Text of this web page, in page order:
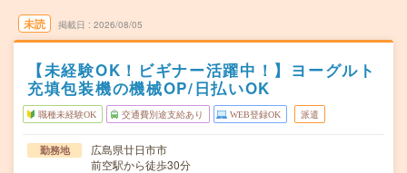
未読 掲載日 2026/08/05
【未経験OK！ビギナー活躍中！】ヨーグルト
充填包装機の機械OP/日払いOK
職種未経験OK 交通費別途支給あり WEB登録OK 派遣
勤務地
広島県廿日市市
前空駅から徒歩30分